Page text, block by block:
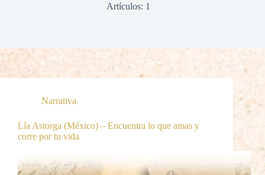
Artículos: 1
Narrativa
Lía Astorga (México) – Encuentra lo que amas y
corre por tu vida